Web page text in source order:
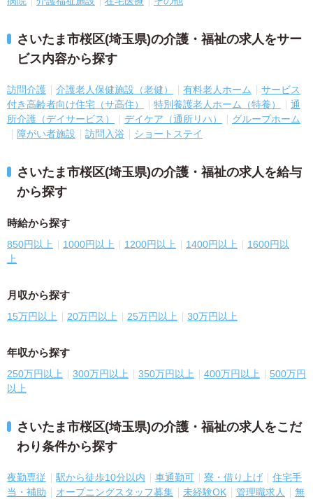
さいたま市桜区(埼玉県)の介護・福祉の求人をサー
ビス内容から探す
訪問介護 介護老人保健施設（老健） 有料老人ホーム
サービス
付き高齢者向け住宅（サ高住）
特別養護老人ホーム（特養）
通
所介護（デイサービス）
デイケア（通所リハ）
グループホーム
障がい者施設
訪問入浴 ショートステイ
さいたま市桜区(埼玉県)の介護・福祉の求人を給与
から探す
時給から探す
850円以上 1000円以上 1200円以上 1400円以上
1600円以
上
月収から探す
15万円以上 20万円以上 25万円以上 30万円以上
年収から探す
250万円以上 300万円以上 350万円以上 400万円以上
500万円
以上
さいたま市桜区(埼玉県)の介護・福祉の求人をこだ
わり条件から探す
夜勤専従 駅から徒歩10分以内 車通勤可 寮・借り上げ
住宅手
当・補助
オープニングスタッフ募集 未経験OK 管理職求人
無